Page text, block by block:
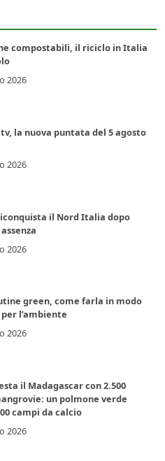
compostabili, il riciclo in Italia
2026
la nuova puntata del 5 agosto
2026
il Nord Italia dopo
2026
green, come farla in modo
l’ambiente
2026
il Madagascar con 2.500
un polmone verde
campi da calcio
2026